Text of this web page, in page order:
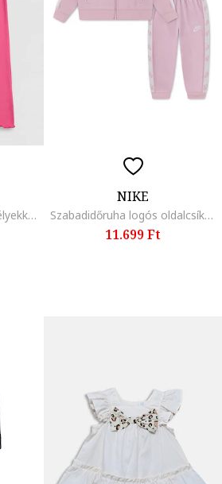
Pólóruha hullámos szegélyekkel, Rózsaszín
NIKE
Szabadidőruha logós oldalcsíkokkal, Pasztellrózsaszín/Fehér
11.699 Ft